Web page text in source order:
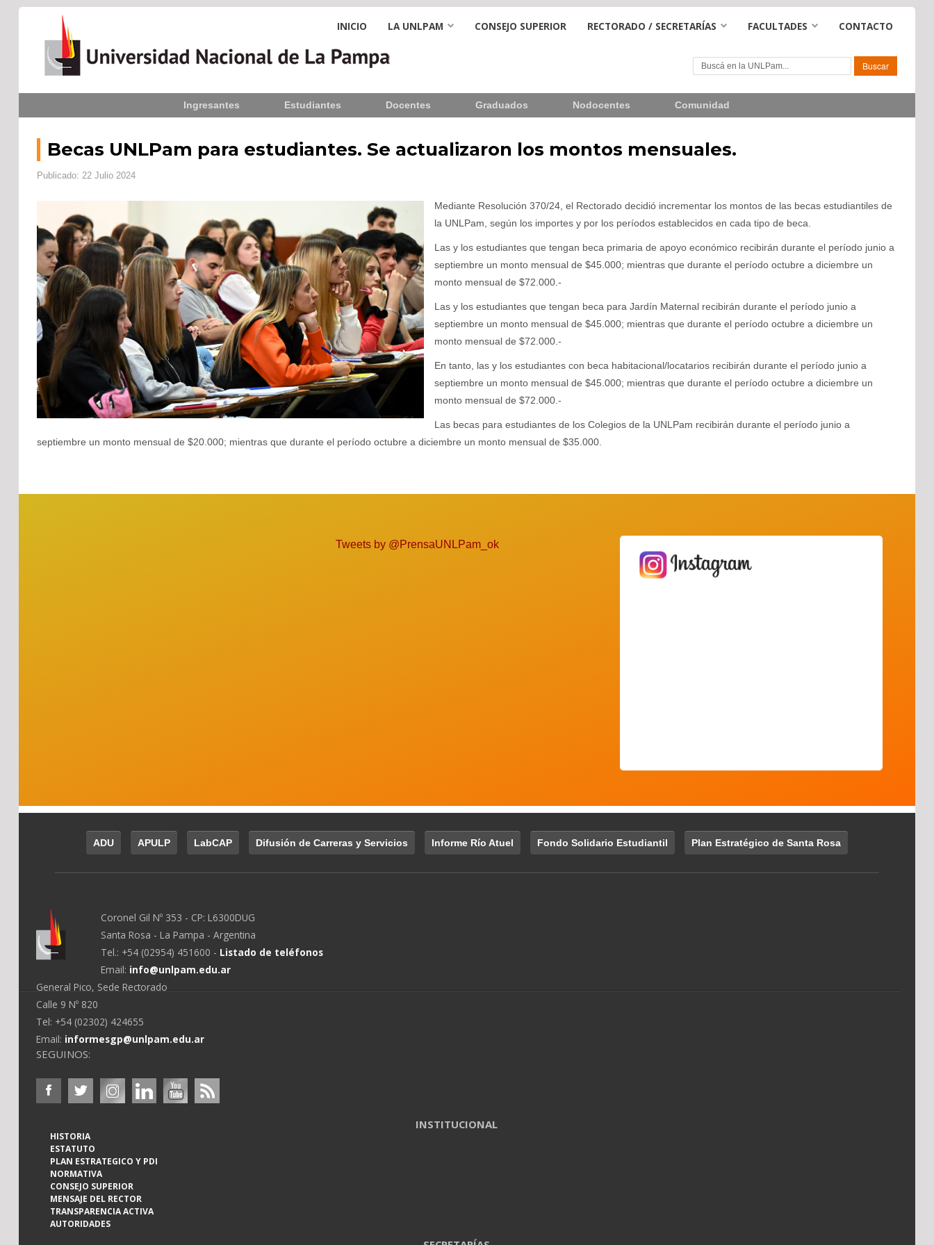
La UNLPam
Consejo Superior
Rectorado / Secretarías
Contacto
Seguínos en:
INICIO LA UNLPAM CONSEJO SUPERIOR RECTORADO / SECRETARÍAS FACULTADES CONTACTO
Ingresantes Estudiantes Docentes Graduados Nodocentes Comunidad
Becas UNLPam para estudiantes. Se actualizaron los montos mensuales.
Publicado: 22 Julio 2024
Mediante Resolución 370/24, el Rectorado decidió incrementar los montos de las becas estudiantiles de
la UNLPam, según los importes y por los períodos establecidos en cada tipo de beca.
Las y los estudiantes que tengan beca primaria de apoyo económico recibirán durante el período junio a
septiembre un monto mensual de $45.000; mientras que durante el período octubre a diciembre un
monto mensual de $72.000.-
Las y los estudiantes que tengan beca para Jardín Maternal recibirán durante el período junio a
septiembre un monto mensual de $45.000; mientras que durante el período octubre a diciembre un
monto mensual de $72.000.-
En tanto, las y los estudiantes con beca habitacional/locatarios recibirán durante el período junio a
septiembre un monto mensual de $45.000; mientras que durante el período octubre a diciembre un
monto mensual de $72.000.-
Las becas para estudiantes de los Colegios de la UNLPam recibirán durante el período junio a
septiembre un monto mensual de $20.000; mientras que durante el período octubre a diciembre un monto mensual de $35.000.
Tweets by @PrensaUNLPam_ok
ADU APULP LabCAP Difusión de Carreras y Servicios Informe Río Atuel Fondo Solidario Estudiantil Plan Estratégico de Santa Rosa
Coronel Gil Nº 353 - CP: L6300DUG
Santa Rosa - La Pampa - Argentina
Tel.: +54 (02954) 451600 - Listado de teléfonos
Email: info@unlpam.edu.ar
General Pico, Sede Rectorado
Calle 9 Nº 820
Tel: +54 (02302) 424655
Email: informesgp@unlpam.edu.ar
SEGUINOS:
INSTITUCIONAL
HISTORIA
ESTATUTO
PLAN ESTRATEGICO Y PDI
NORMATIVA
CONSEJO SUPERIOR
MENSAJE DEL RECTOR
TRANSPARENCIA ACTIVA
AUTORIDADES